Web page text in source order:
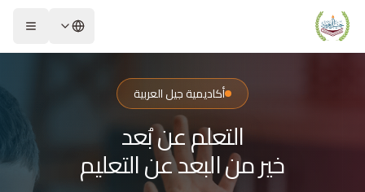
أكاديمية جيل العربية – Jeel Alarabiya Academy
أكاديمية جيل العربية هي منصة تعليمية عبر الإنترنت تأسست عام 2023، متخصصة في تعليم اللغة العربية وتجويد القرآن الكريم والتربية الإسلامية والعلوم للأطفال والبالغين من مختلف أنحاء العالم.
ما الذي تقدمه الأكاديمية؟
تعليم اللغة العربية للناطقين بها وغير الناطقين بها
تجويد وحفظ القرآن الكريم مع إجازات معتمدة
الدراسات الإسلامية والتربية الدينية
الشريحة 2 من 4: التعلم عن بُعد خير من البعد عن التعليم
أكاديمية جيل العربية
التعلم عن بُعد
خير من البعد عن التعليم